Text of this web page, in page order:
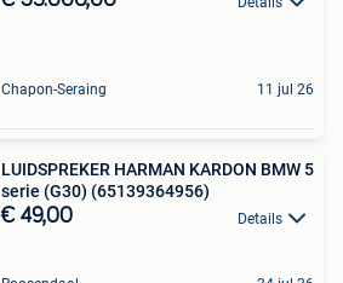
Chapon-Seraing 11 jul 26
LUIDSPREKER HARMAN KARDON BMW 5
serie (G30) (65139364956)
€ 49,00 Details